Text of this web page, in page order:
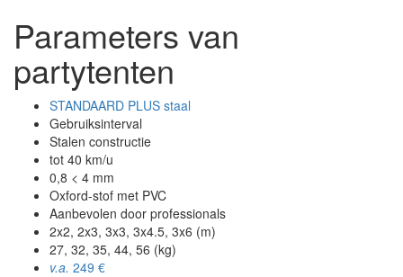
Parameters van
partytenten
STANDAARD PLUS staal
Gebruiksinterval
Stalen constructie
tot 40 km/u
0,8 < 4 mm
Oxford-stof met PVC
Aanbevolen door professionals
2x2, 2x3, 3x3, 3x4.5, 3x6 (m)
27, 32, 35, 44, 56 (kg)
v.a. 249 €